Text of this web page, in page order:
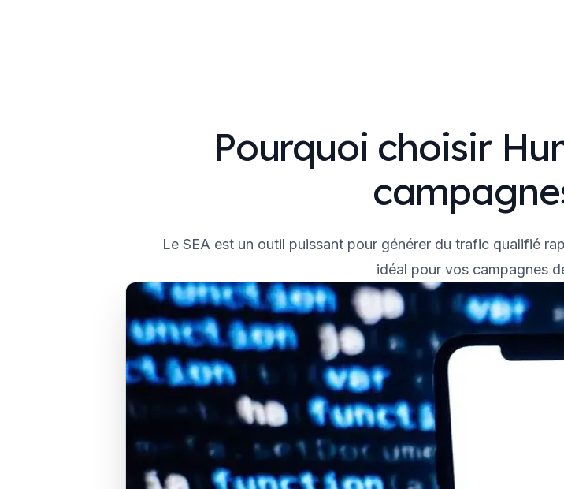
Pourquoi choisir
Le SEA est un outil puissant pour générer du trafic qualifié
idéal pour vos campagnes